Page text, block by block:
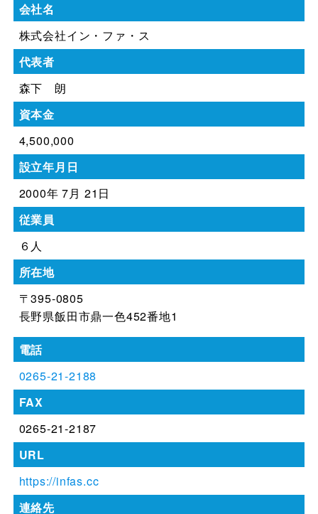
会社名
株式会社イン・ファ・ス
代表者
森下 朗
資本金
4,500,000
設立年月日
2000年 7月 21日
従業員
６人
所在地
〒395-0805
長野県飯田市鼎一色452番地1
電話
0265-21-2188
FAX
0265-21-2187
URL
https://infas.cc
連絡先